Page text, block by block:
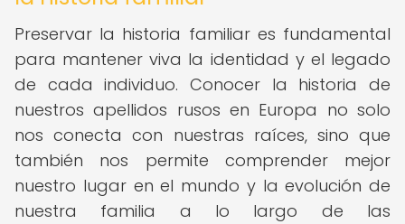
Preservar la historia familiar es fundamental
para mantener viva la identidad y el legado
de cada individuo. Conocer la historia de
nuestros apellidos rusos en Europa no solo
nos conecta con nuestras raíces, sino que
también nos permite comprender mejor
nuestro lugar en el mundo y la evolución de
nuestra familia a lo largo de las